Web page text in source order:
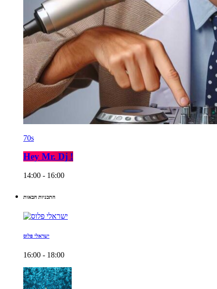
70s
Hey Mr. Dj !
14:00 - 16:00
התכניות הבאות
ישראלי פלוס
16:00 - 18:00